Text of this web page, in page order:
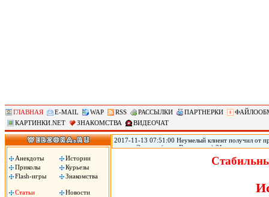
ГЛАВНАЯ E-MAIL WAP RSS РАССЫЛКИ ПАРТНЕРКИ
КАРТИНКИ.NET
ЗНАКОМСТВА ВИДЕОЧАТ
Анекдоты
Истории
Приколы
Курьезы
Flash-игры
Знакомства
Статьи
Новости
2017-11-13 07:51:00 Неумелый клиент получил от
городе Эверетт (штат Вашингтон) 21-летняя
Пули застряли у него в голове, он не может